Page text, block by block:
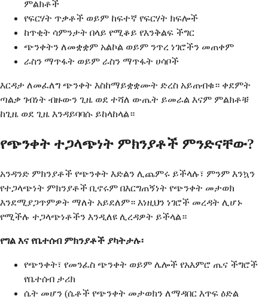
ምልክቶች
የፍርሃት ጥቃቶች ወይም ከፍተኛ የፍርሃት ክፍሎች
ከጥቂት ሳምንታት በላይ የሚቆይ የእንቅልፍ ችግር
ጭንቀትን ለመቋቋም አልኮል ወይም ንጥረ ነገሮችን መጠቀም
ራስን ማጥፋት ወይም ራስን ማጥፋት ሀሳቦች
እርዳታ ለመፈለግ ጭንቀት እስከማይቋቋሙት ድረስ አይጠብቁ። ቀደምት
ጣልቃ ገብነት ብዙውን ጊዜ ወደ ተሻለ ውጤት ይመራል እናም ምልክቶቹ
ከጊዜ ወደ ጊዜ እንዳይባባሱ ይከላከላል።
የጭንቀት ተጋላጭነት ምክንያቶች ምንድናቸው?
አንዳንድ ምክንያቶች የጭንቀት እድልን ሊጨምሩ ይችላሉ፣ ምንም እንኳን
የተጋላጭነት ምክንያቶች ቢኖሩም በእርግጠኝነት የጭንቀት መታወክ
እንደሚያጋጥምዎት ማለት አይደለም። እነዚህን ነገሮች መረዳት ሊሆኑ
የሚችሉ ተጋላጭነቶችን እንዲለዩ ሊረዳዎት ይችላል።
የግል እና የቤተሰብ ምክንያቶች ያካትታሉ፡
የጭንቀት፣ የመንፈስ ጭንቀት ወይም ሌሎች የአእምሮ ጤና ችግሮች
የቤተሰብ ታሪክ
ሴት መሆን (ሴቶች የጭንቀት መታወክን ለማዳበር እጥፍ ዕድል